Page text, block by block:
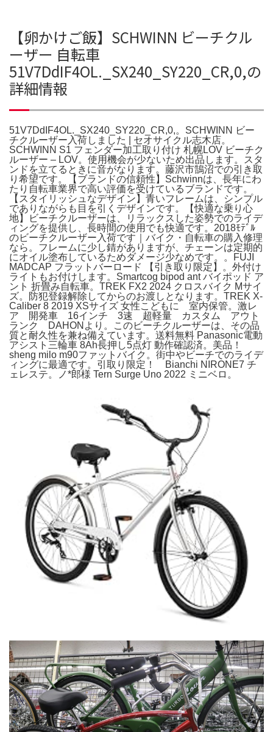
【卵かけご飯】SCHWINN ビーチクル
ーザー 自転車
51V7DdIF4OL._SX240_SY220_CR,0,の
詳細情報
51V7DdIF4OL._SX240_SY220_CR,0,。SCHWINN ビー
チクルーザー入荷しました | セオサイクル志木店。
SCHWINN S1 フェンダー加工取り付け 札幌LOV ビーチク
ルーザー – LOV。使用機会が少ないため出品します。スタ
ンドを立てるときに音がなります。藤沢市鵠沼での引き取
り希望です。【ブランドの信頼性】Schwinnは、長年にわ
たり自転車業界で高い評価を受けているブランドです。
【スタイリッシュなデザイン】青いフレームは、シンプル
でありながらも目を引くデザインです。【快適な乗り心
地】ビーチクルーザーは、リラックスした姿勢でのライデ
ィングを提供し、長時間の使用でも快適です。2018ﾓﾃﾞﾙ
のビーチクルーザー入荷です｜バイク・自転車の購入修理
なら。フレームに少し錆がありますが、チェーンは定期的
にオイル塗布しているためダメージ少なめです。。FUJI
MADCAP フラットバーロード 【引き取り限定】。外付け
ライトもお付けします。Smartcog bipod ant バイポッド ア
ント 折畳み自転車。TREK FX2 2024 クロスバイク Mサイ
ズ。防犯登録解除してからのお渡しとなります。TREK X-
Caliber 8 2019 XSサイズ 女性こどもに 室内保管。激レ
ア 開発車 16インチ 3速 超軽量 カスタム アウト
ランク DAHONより。このビーチクルーザーは、その品
質と耐久性を兼ね備えています。送料無料 Panasonic電動
アシスト三輪車 8Ah長押し5点灯 動作確認済。美品！
sheng milo m90ファットバイク。街中やビーチでのライデ
ィングに最適です。引取り限定！ Bianchi NIRONE7 チ
ェレステ。ノ*郎様 Tern Surge Uno 2022 ミニベロ。